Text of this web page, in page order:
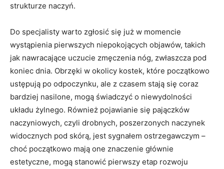
strukturze naczyń.
Do specjalisty warto zgłosić się już w momencie
wystąpienia pierwszych niepokojących objawów, takich
jak nawracające uczucie zmęczenia nóg, zwłaszcza pod
koniec dnia. Obrzęki w okolicy kostek, które początkowo
ustępują po odpoczynku, ale z czasem stają się coraz
bardziej nasilone, mogą świadczyć o niewydolności
układu żylnego. Również pojawianie się pajączków
naczyniowych, czyli drobnych, poszerzonych naczynek
widocznych pod skórą, jest sygnałem ostrzegawczym –
choć początkowo mają one znaczenie głównie
estetyczne, mogą stanowić pierwszy etap rozwoju